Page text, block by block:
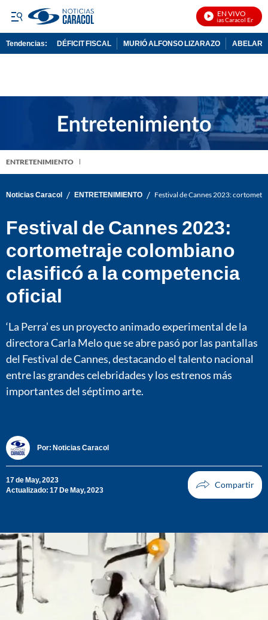
EN VIVO
Noticias Caracol En Vivo
Tendencias: DÉFICIT FISCAL MURIÓ ALFONSO LIZARAZO
ENTRETENIMIENTO
Noticias Caracol / ENTRETENIMIENTO / Festival de Cannes 2023:
Festival de Cannes 2023:
cortometraje colombiano
clasificó a la competencia
oficial
‘La Perra’ es un proyecto animado experimental de la
directora Carla Melo que se abre pasó por las pantallas
del Festival de Cannes, destacando el talento nacional
entre las grandes celebridades y los estrenos más
importantes del séptimo arte.
Por: Noticias Caracol
17 de May, 2023
Actualizado: 17 De May, 2023